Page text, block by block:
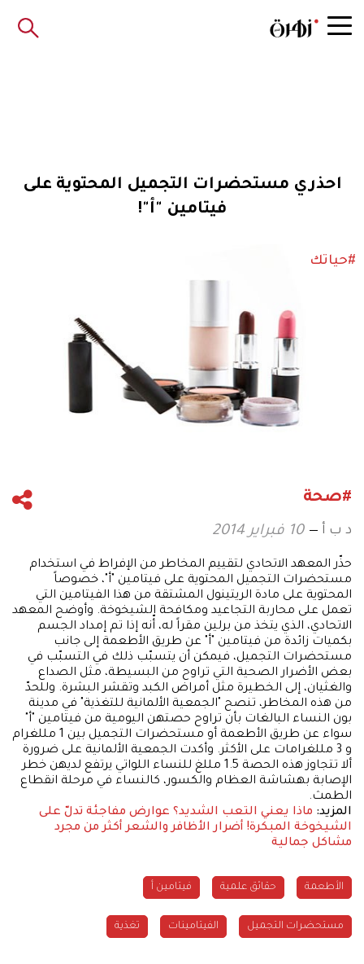
احذري مستحضرات التجميل المحتوية على
فيتامين "أ"!
#حياتك
#صحة
د ب أ 10 فبراير 2014
حذّر المعهد الاتحادي لتقييم المخاطر من الإفراط في استخدام
مستحضرات التجميل المحتوية على فيتامين "أ"، خصوصاً
المحتوية على مادة الريتينول المشتقة من هذا الفيتامين التي
تعمل على محاربة التجاعيد ومكافحة الشيخوخة. وأوضح المعهد
الاتحادي، الذي يتخذ من برلين مقراً له، أّنه إذا تم إمداد الجسم
بكميات زائدة من فيتامين "أ" عن طريق الأطعمة إلى جانب
مستحضرات التجميل، فيمكن أن يتسبّب ذلك في التسبّب في
بعض الأضرار الصحية التي تراوح من البسيطة، مثل الصداع
والغثيان، إلى الخطيرة مثل أمراض الكبد وتقشر البشرة. وللحدّ
من هذه المخاطر، تنصح "الجمعية الألمانية للتغذية" في مدينة
بون النساء البالغات بأن تراوح حصتهن اليومية من فيتامين "أ"
سواء عن طريق الأطعمة أو مستحضرات التجميل بين 1 مللغرام
و 3 مللغرامات على الأكثر. وأكدت الجمعية الألمانية على ضرورة
ألا تتجاوز هذه الحصة 1.5 مللغ للنساء اللواتي يرتفع لديهن خطر
الإصابة بهشاشة العظام والكسور، كالنساء في مرحلة انقطاع
الطمث.
المزيد: ماذا يعني التعب الشديد؟ عوارض مفاجئة تدلّ على
الشيخوخة المبكرة! أضرار الأظافر والشعر أكثر من مجرد
مشاكل جمالية
الأطعمة حقائق علمية فيتامين أ
مستحضرات التجميل الفيتامينات تغذية